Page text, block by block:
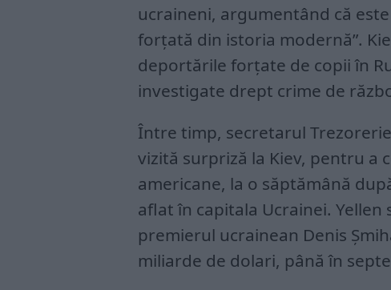
ucraineni, argumentând că
forțată din istoria modernă”.
deportările forțate de copii în
investigate drept crime de
Între timp, secretarul
vizită surpriză la Kiev, pentru a
americane, la o săptămână
aflat în capitala Ucrainei. Yellen
premierul ucrainean Denis
miliarde de dolari, până în